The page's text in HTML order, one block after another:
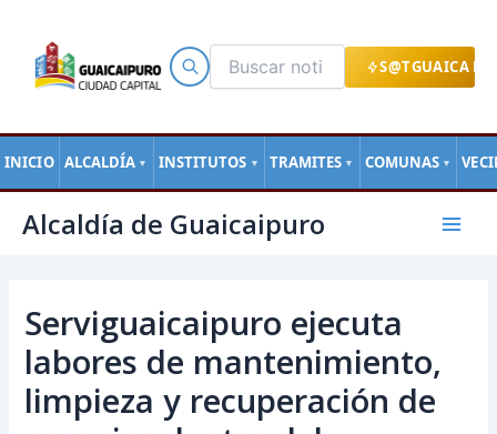
S@TGUAICA
INICIO ALCALDÍA ▼ INSTITUTOS ▼ TRAMITES ▼ COMUNAS ▼
contenido
Alcaldía de Guaicaipuro
Main
Serviguaicaipuro ejecuta
labores de mantenimiento,
limpieza y recuperación de
de